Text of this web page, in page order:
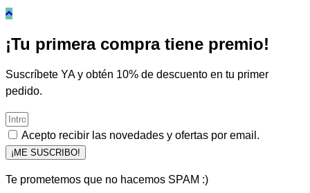
¡Tu primera compra tiene premio!
Suscríbete YA y obtén 10% de descuento en tu primer
pedido.
Acepto recibir las novedades y ofertas por email.
¡ME SUSCRIBO!
Te prometemos que no hacemos SPAM :)